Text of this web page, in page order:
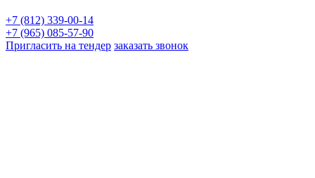
+7 (812) 339-00-14
+7 (965) 085-57-90
Пригласить на тендер заказать звонок